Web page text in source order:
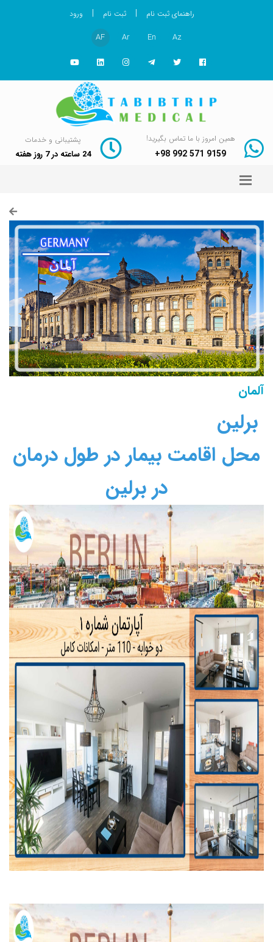
راهنمای ثبت نام | ثبت نام | ورود
Az
En
Ar
AF
همین امروز با ما تماس بگیرید!
+98 992 571 9159
پشتیبانی و خدمات
24 ساعته در 7 روز هفته
آلمان
برلین
محل اقامت بیمار در طول درمان
در برلین